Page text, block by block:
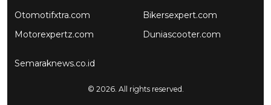
Otomotifxtra.com
Motorexpertz.com
Bikersexpert.com
Duniascooter.com
Semaraknews.co.id
© 2026. All rights reserved.